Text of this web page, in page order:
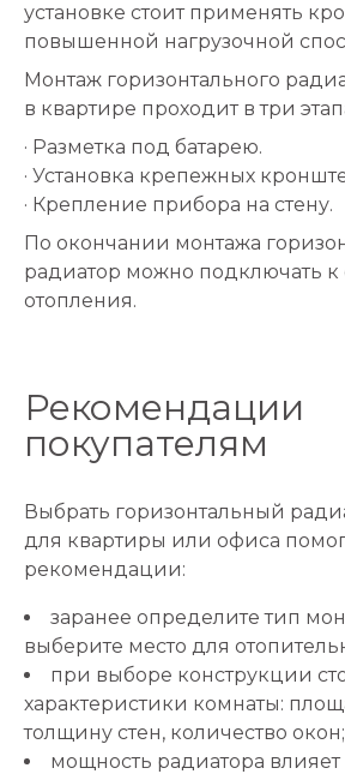
установке стоит применять
повышенной нагрузочной
Монтаж горизонтального
в квартире проходит в три
· Разметка под батарею.
· Установка крепежных
· Крепление прибора на стену.
По окончании монтажа
радиатор можно подключать к
отопления.
Рекомендации
покупателям
Выбрать горизонтальный
для квартиры или офиса
рекомендации:
заранее определите тип
выберите место для
при выборе конструкции
характеристики комнаты:
толщину стен, количество окон;
мощность радиатора влияет